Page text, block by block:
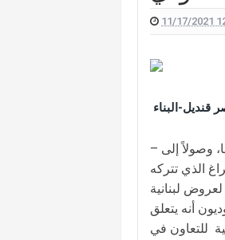
كشفه
11/17/2021
قنديل-البناء
– يزداد الكلام السعودي العالي السقوف بحق حلفاء السعودية التقليديين من اللبنانيين قبل خصومها، وصولاً إلى
الذي تتركه
لبنانية
أنه يتعلق
للتعاون في